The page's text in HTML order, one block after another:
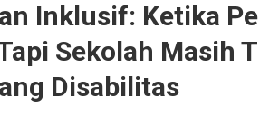
Inklusif: Ketika
Sekolah Masih
Disabilitas